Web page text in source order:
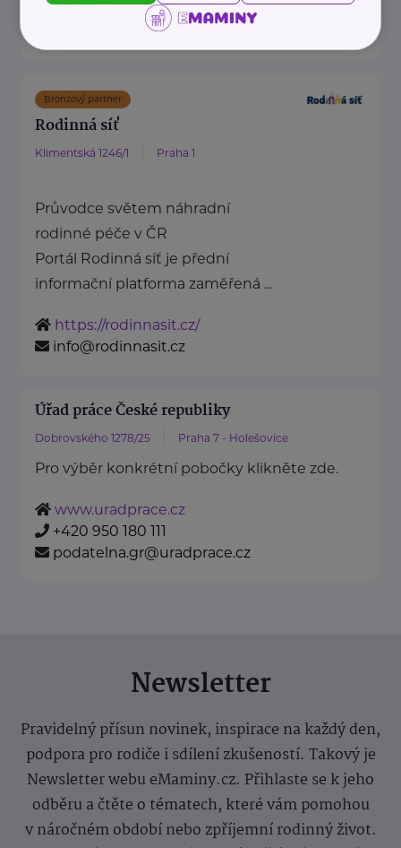
+420 608 452 121
info@spoluzivot.cz
Bronzový partner
Rodinná síť
Klimentská 1246/1 Praha 1
Průvodce světem náhradní
rodinné péče v ČR
Portál Rodinná síť je přední
informační platforma zaměřená ...
https://rodinnasit.cz/
info@rodinnasit.cz
Úřad práce České republiky
Dobrovského 1278/25 Praha 7 - Holešovice
Pro výběr konkrétní pobočky klikněte zde.
www.uradprace.cz
+420 950 180 111
podatelna.gr@uradprace.cz
Newsletter
Pravidelný přísun novinek, inspirace na každý den,
podpora pro rodiče i sdílení zkušeností. Takový je
Newsletter webu eMaminy.cz. Přihlaste se k jeho
odběru a čtěte o tématech, které vám pomohou
v náročném období nebo zpříjemní rodinný život.